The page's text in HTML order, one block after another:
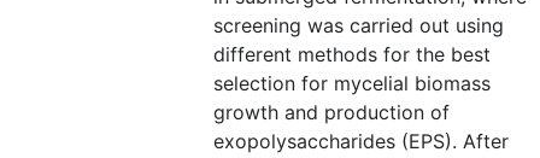
screening was carried out using
different methods for the best
selection for mycelial biomass
growth and production of
exopolysaccharides (EPS). After